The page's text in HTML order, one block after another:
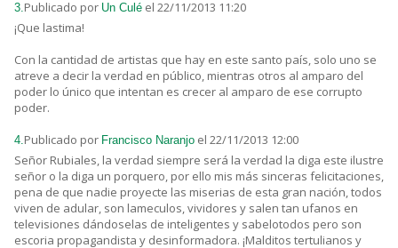
3.Publicado por Un Culé el 22/11/2013 11:20
¡Que lastima!
Con la cantidad de artistas que hay en este santo país, solo uno se
atreve a decir la verdad en público, mientras otros al amparo del
poder lo único que intentan es crecer al amparo de ese corrupto
poder.
4.Publicado por Francisco Naranjo el 22/11/2013 12:00
Señor Rubiales, la verdad siempre será la verdad la diga este ilustre
señor o la diga un porquero, por ello mis más sinceras felicitaciones,
pena de que nadie proyecte las miserias de esta gran nación, todos
viven de adular, son lameculos, vividores y salen tan ufanos en
televisiones dándoselas de inteligentes y sabelotodos pero son
escoria propagandista y desinformadora. ¡Malditos tertulianos y